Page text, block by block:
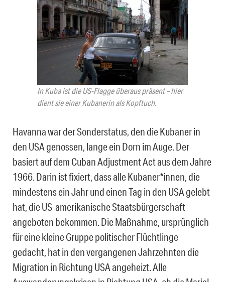
In Kuba ist die US-Flagge überaus präsent – hier
dient sie einer Kubanerin als Kopftuch.
Havanna war der Sonderstatus, den die Kubaner in
den USA genossen, lange ein Dorn im Auge. Der
basiert auf dem Cuban Adjustment Act aus dem Jahre
1966. Darin ist fixiert, dass alle Kubaner*innen, die
mindestens ein Jahr und einen Tag in den USA gelebt
hat, die US-amerikanische Staatsbürgerschaft
angeboten bekommen. Die Maßnahme, ursprünglich
für eine kleine Gruppe politischer Flüchtlinge
gedacht, hat in den vergangenen Jahrzehnten die
Migration in Richtung USA angeheizt. Alle